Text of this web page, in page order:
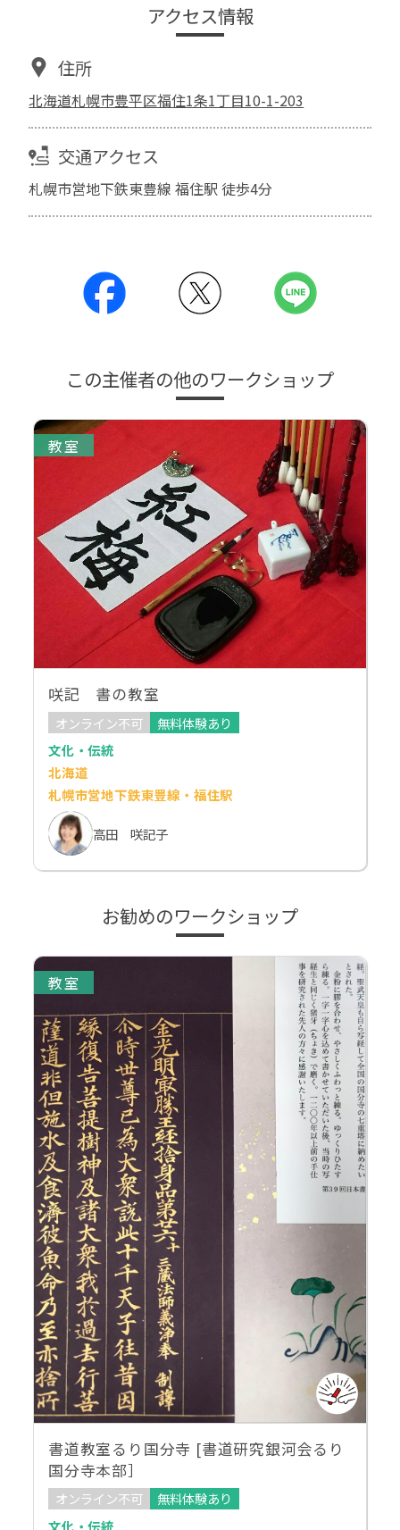
アクセス情報
住所
北海道札幌市豊平区福住1条1丁目10-1-203
交通アクセス
札幌市営地下鉄東豊線 福住駅 徒歩4分
この主催者の他のワークショップ
教室
咲記 書の教室
オンライン不可
無料体験あり
文化・伝統
北海道
札幌市営地下鉄東豊線・福住駅
高田 咲記子
お勧めのワークショップ
教室
書道教室るり国分寺 [書道研究銀河会るり
国分寺本部］
オンライン不可
無料体験あり
文化・伝統